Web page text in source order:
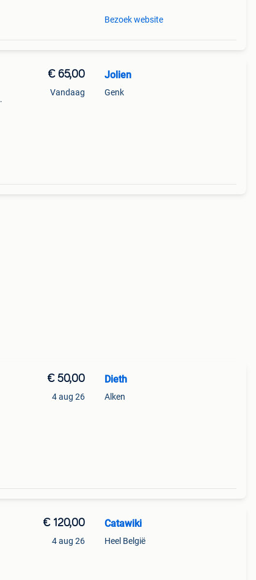
Bezoek website
€ 65,00
Vandaag
Jolien
Genk
€ 50,00
4 aug 26
Dieth
Alken
€ 120,00
4 aug 26
Catawiki
Heel België